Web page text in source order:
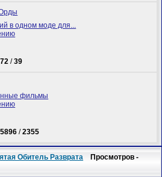
в одном моде для...
/39
фильмы
/2355
Обитель Разврата Просмотров -